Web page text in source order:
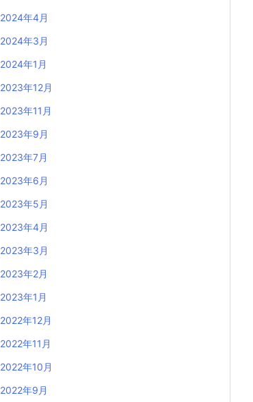
2024年4月
2024年3月
2024年1月
2023年12月
2023年11月
2023年9月
2023年7月
2023年6月
2023年5月
2023年4月
2023年3月
2023年2月
2023年1月
2022年12月
2022年11月
2022年10月
2022年9月